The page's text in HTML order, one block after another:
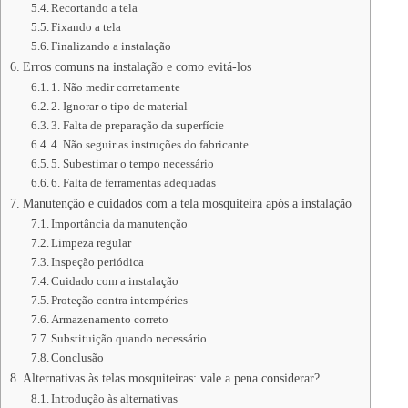
Recortando a tela
Fixando a tela
Finalizando a instalação
Erros comuns na instalação e como evitá-los
1. Não medir corretamente
2. Ignorar o tipo de material
3. Falta de preparação da superfície
4. Não seguir as instruções do fabricante
5. Subestimar o tempo necessário
6. Falta de ferramentas adequadas
Manutenção e cuidados com a tela mosquiteira após a instalação
Importância da manutenção
Limpeza regular
Inspeção periódica
Cuidado com a instalação
Proteção contra intempéries
Armazenamento correto
Substituição quando necessário
Conclusão
Alternativas às telas mosquiteiras: vale a pena considerar?
Introdução às alternativas